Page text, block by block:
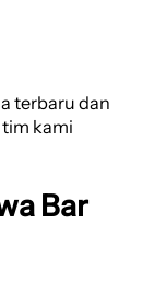
terbaru dan
kami
Bar